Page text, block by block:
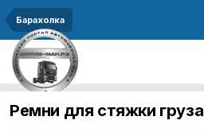
Барахолка
Ремни для стяжки груза